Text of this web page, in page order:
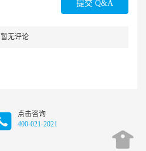
暂无评论
点击咨询
400-021-2021